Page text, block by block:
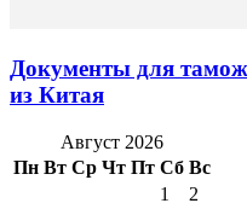
Документы для
из Китая
Август 2026
Пн Вт Ср Чт Пт Сб Вс
1
2